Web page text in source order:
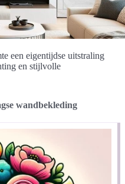
een eigentijdse uitstraling
en stijlvolle
wandbekleding